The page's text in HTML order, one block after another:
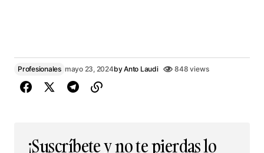
Profesionales mayo 23, 2024byAnto Laudi 848 views
¡Suscríbete y no te pierdas lo